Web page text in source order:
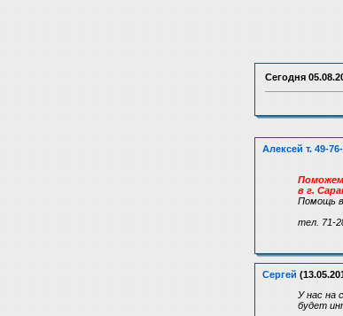
Сегодня
Алексей т. 49-
в г.
Помощь в
тел. 71-
Сергей
У нас на
будет